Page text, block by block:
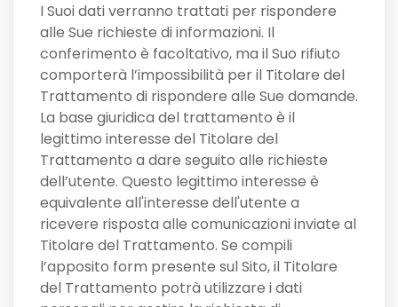
I Suoi dati verranno trattati per rispondere
alle Sue richieste di informazioni. Il
conferimento è facoltativo, ma il Suo rifiuto
comporterà l’impossibilità per il Titolare del
Trattamento di rispondere alle Sue domande.
La base giuridica del trattamento è il
legittimo interesse del Titolare del
Trattamento a dare seguito alle richieste
dell’utente. Questo legittimo interesse è
equivalente all'interesse dell'utente a
ricevere risposta alle comunicazioni inviate al
Titolare del Trattamento. Se compili
l’apposito form presente sul Sito, il Titolare
del Trattamento potrà utilizzare i dati